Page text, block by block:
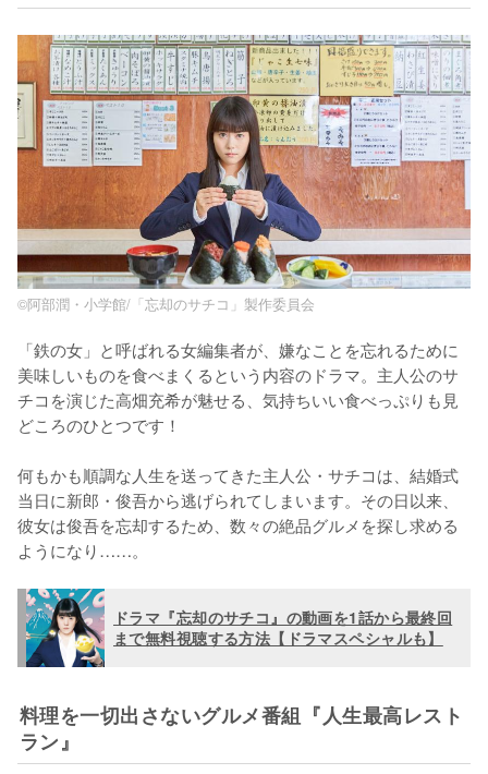
©阿部潤・小学館/「忘却のサチコ」製作委員会
「鉄の女」と呼ばれる女編集者が、嫌なことを忘れるために
美味しいものを食べまくるという内容のドラマ。主人公のサ
チコを演じた高畑充希が魅せる、気持ちいい食べっぷりも見
どころのひとつです！
何もかも順調な人生を送ってきた主人公・サチコは、結婚式
当日に新郎・俊吾から逃げられてしまいます。その日以来、
彼女は俊吾を忘却するため、数々の絶品グルメを探し求める
ようになり……。
ドラマ『忘却のサチコ』の動画を1話から最終回
まで無料視聴する方法【ドラマスペシャルも】
料理を一切出さないグルメ番組『人生最高レスト
ラン』